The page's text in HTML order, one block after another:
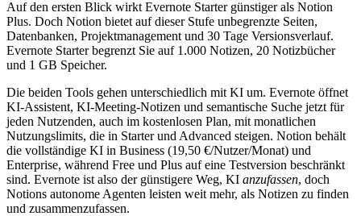
Auf den ersten Blick wirkt Evernote Starter günstiger als Notion
Plus. Doch Notion bietet auf dieser Stufe unbegrenzte Seiten,
Datenbanken, Projektmanagement und 30 Tage Versionsverlauf.
Evernote Starter begrenzt Sie auf 1.000 Notizen, 20 Notizbücher
und 1 GB Speicher.
Die beiden Tools gehen unterschiedlich mit KI um. Evernote öffnet
KI-Assistent, KI-Meeting-Notizen und semantische Suche jetzt für
jeden Nutzenden, auch im kostenlosen Plan, mit monatlichen
Nutzungslimits, die in Starter und Advanced steigen. Notion behält
die vollständige KI in Business (19,50 €/Nutzer/Monat) und
Enterprise, während Free und Plus auf eine Testversion beschränkt
sind. Evernote ist also der günstigere Weg, KI anzufassen, doch
Notions autonome Agenten leisten weit mehr, als Notizen zu finden
und zusammenzufassen.